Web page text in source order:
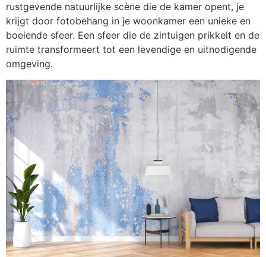
rustgevende natuurlijke scène die de kamer opent, je
krijgt door fotobehang in je woonkamer een unieke en
boeiende sfeer. Een sfeer die de zintuigen prikkelt en de
ruimte transformeert tot een levendige en uitnodigende
omgeving.